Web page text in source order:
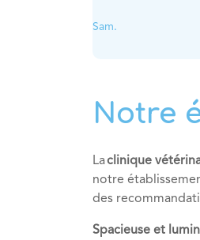
Sam.
Notre
Laclinique
notre
des
Spacieuse et